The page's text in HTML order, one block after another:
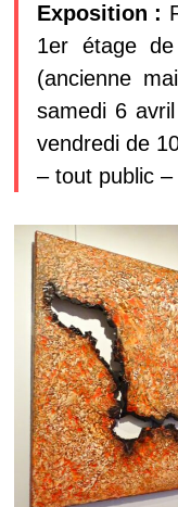
Exposition :
1er étage
(ancienne
samedi 6
vendredi de
– tout public –